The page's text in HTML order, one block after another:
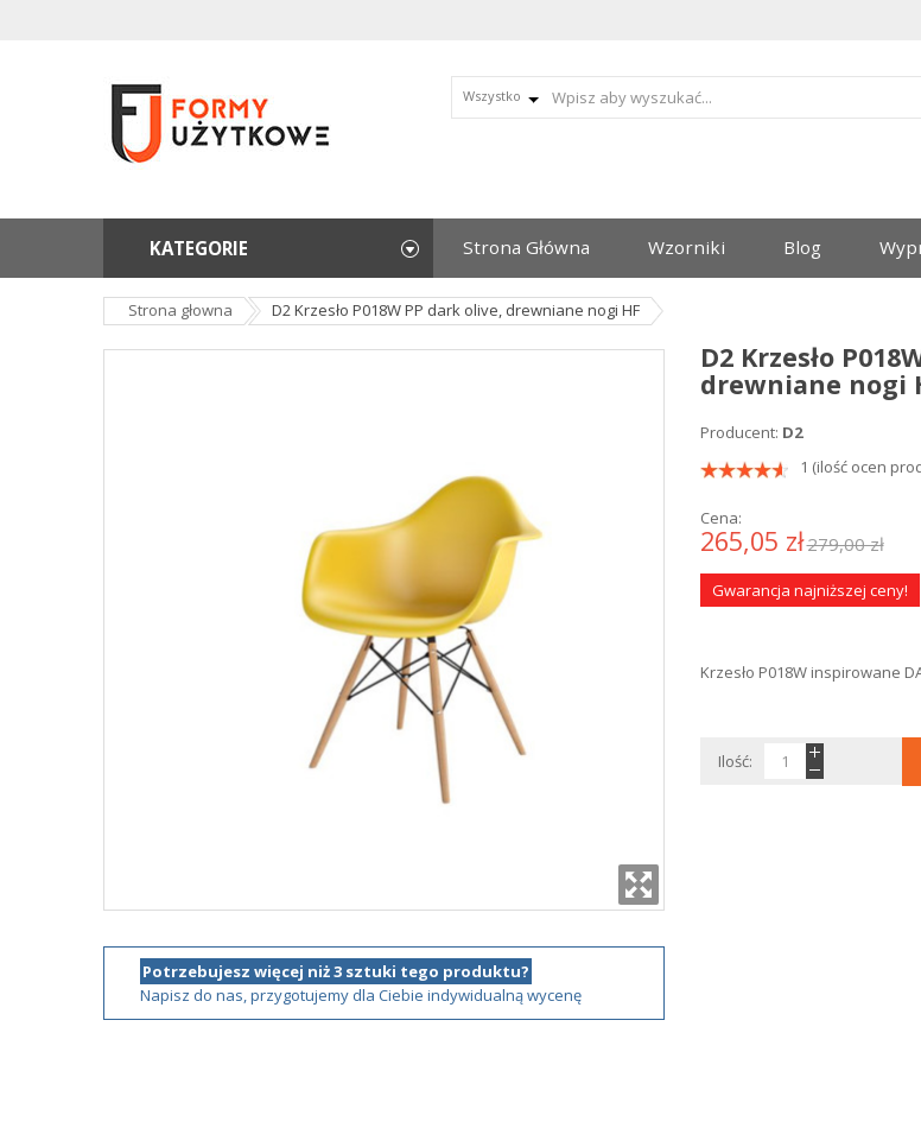
Wszystko
Strona Główna Wzorniki Blog
KATEGORIE
Strona głowna D2 Krzesło P018W PP dark olive, drewniane nogi HF
Potrzebujesz więcej niż 3 sztuki tego produktu?
Napisz do nas, przygotujemy dla Ciebie indywidualną wycenę
D2 Krzesło
drewniane nogi
Producent: D2
1 (ilość ocen
Cena:
265,05 zł279,00 zł
Gwarancja najniższej ceny!
Krzesło P018W inspirowane
Ilość: